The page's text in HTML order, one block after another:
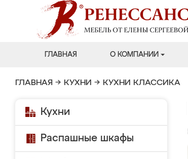
ГЛАВНАЯ О КОМПАНИИ
ГЛАВНАЯ → КУХНИ → КУХНИ КЛАССИКА
Кухни
Распашные шкафы